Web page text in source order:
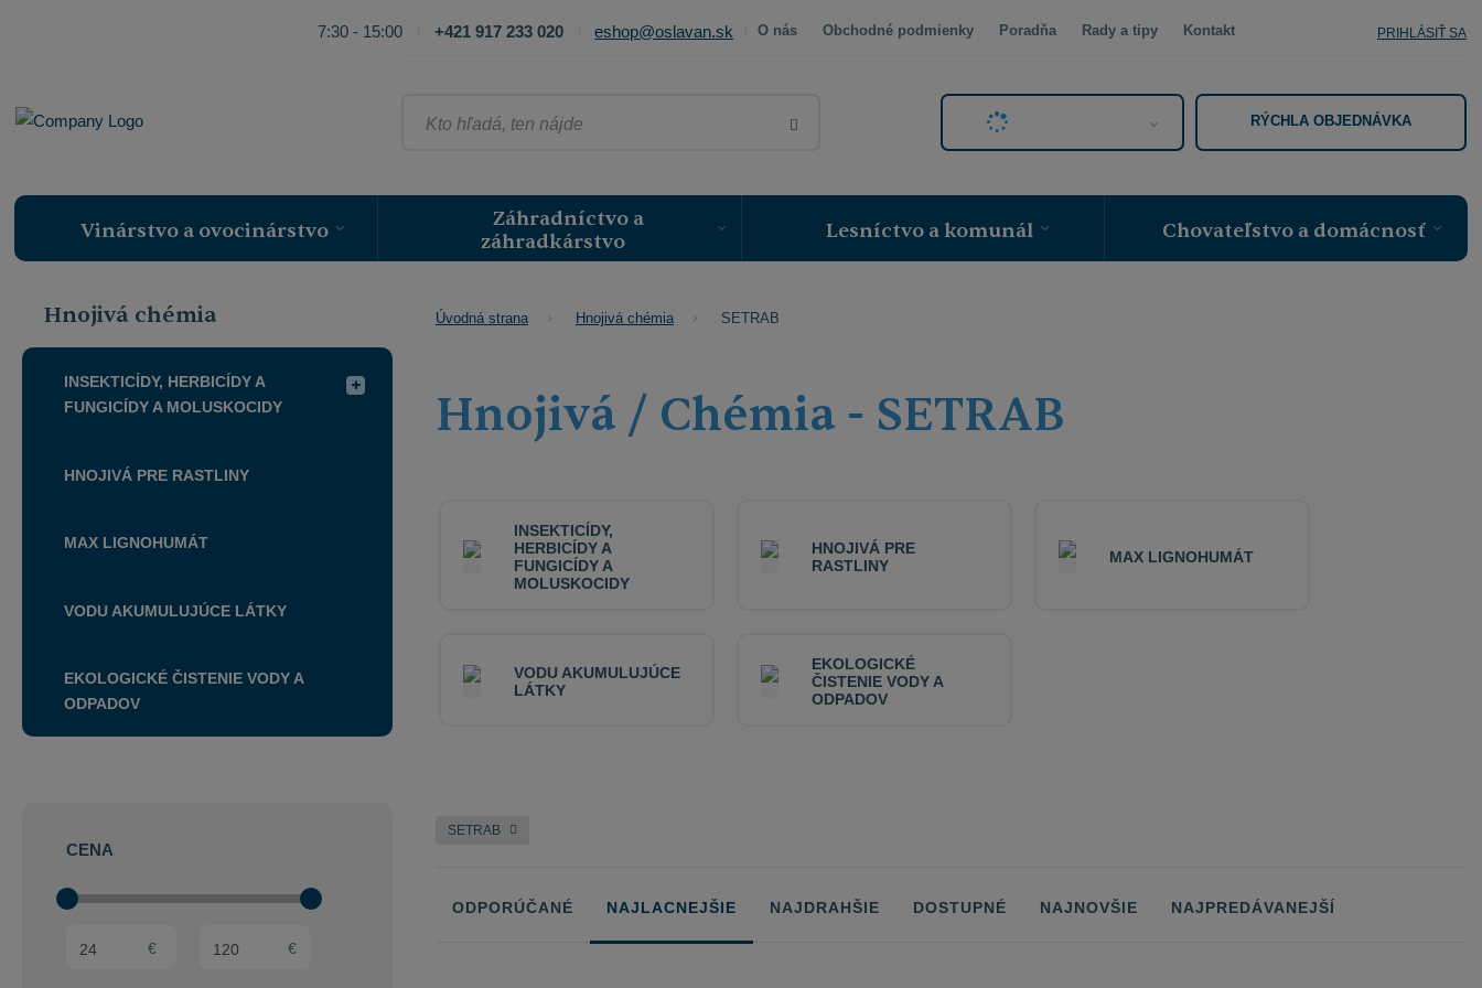
7:30 - 15:00 +421 917 233 020 eshop@oslavan.sk O nás Obchodné podmienky Poradňa Rady a tipy Kontakt PRIHLÁSIŤ SA
hľadá,
RÝCHLA OBJEDNÁVKA
Vinárstvo a ovocinárstvo
Záhradníctvo a
záhradkárstvo
Lesníctvo a komunál Chovateľstvo a domácnosť
Úvodná strana Hnojivá chémia SETRAB
Hnojivá / Chémia - SETRAB
INSEKTICÍDY,
HERBICÍDY A
FUNGICÍDY A
MOLUSKOCIDY
HNOJIVÁ PRE
RASTLINY
MAX LIGNOHUMÁT
VODU AKUMULUJÚCE
LÁTKY
EKOLOGICKÉ
ČISTENIE VODY A
ODPADOV
SETRAB
ODPORÚČANÉ NAJLACNEJŠIE NAJDRAHŠIE DOSTUPNÉ NAJNOVŠIE NAJPREDÁVANEJŠÍ
Hnojivá chémia
INSEKTICÍDY, HERBICÍDY A
FUNGICÍDY A MOLUSKOCIDY
HNOJIVÁ PRE RASTLINY
MAX LIGNOHUMÁT
VODU AKUMULUJÚCE LÁTKY
EKOLOGICKÉ ČISTENIE VODY A
ODPADOV
CENA
(sk) Min. hodnota
€
(sk) Max. hodnota €